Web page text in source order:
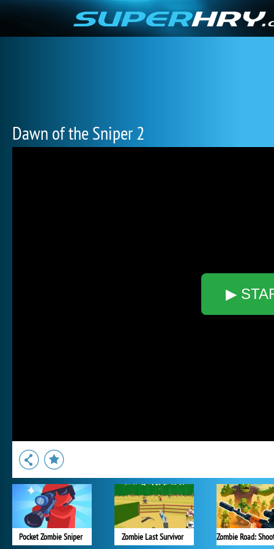
Dawn of the Sniper 2
▶
Pocket Zombie Sniper Zombie Last Survivor